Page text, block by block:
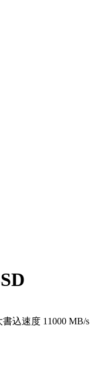
込速度 11000 MB/s